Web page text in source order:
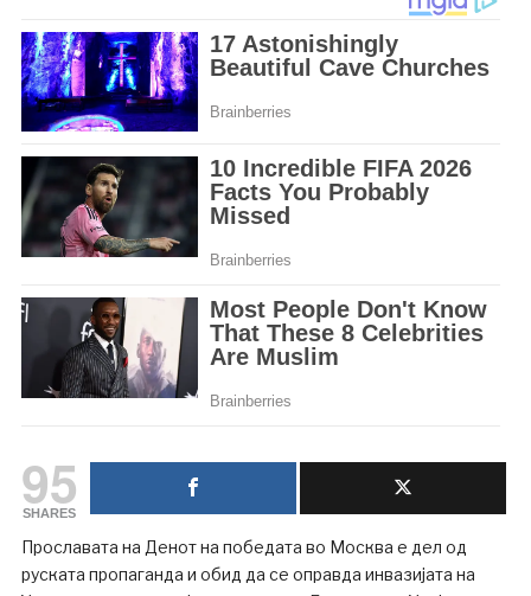
95
SHARES
Прославата на Денот на победата во Москва е дел од
руската пропаганда и обид да се оправда инвазијата на